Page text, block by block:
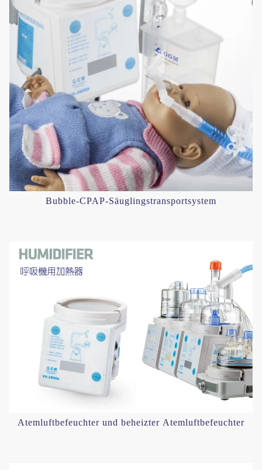
Bubble-CPAP-Säuglingstransportsystem
Atemluftbefeuchter und beheizter Atemluftbefeuchter